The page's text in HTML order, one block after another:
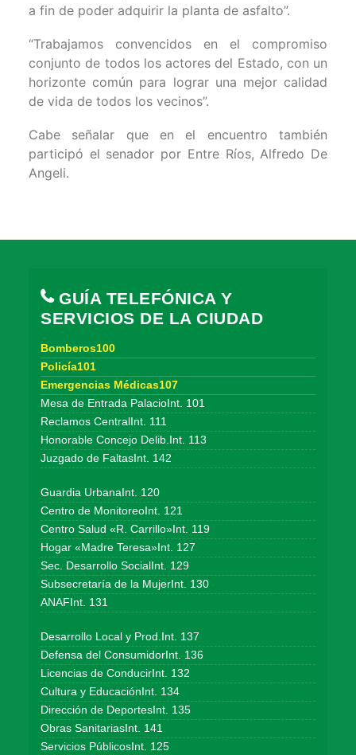
a fin de poder adquirir la planta de asfalto”.
“Trabajamos convencidos en el compromiso
conjunto de todos los actores del Estado, con un
horizonte común para lograr una mejor calidad
de vida de todos los vecinos”.
Cabe señalar que en el encuentro también
participó el senador por Entre Ríos, Alfredo De
Angeli.
GUÍA TELEFÓNICA Y
SERVICIOS DE LA CIUDAD
Bomberos100
Policía101
Emergencias Médicas107
Mesa de Entrada PalacioInt. 101
Reclamos CentralInt. 111
Honorable Concejo Delib.Int. 113
Juzgado de FaltasInt. 142
Guardia UrbanaInt. 120
Centro de MonitoreoInt. 121
Centro Salud «R. Carrillo»Int. 119
Hogar «Madre Teresa»Int. 127
Sec. Desarrollo SocialInt. 129
Subsecretaría de la MujerInt. 130
ANAFInt. 131
Desarrollo Local y Prod.Int. 137
Defensa del ConsumidorInt. 136
Licencias de ConducirInt. 132
Cultura y EducaciónInt. 134
Dirección de DeportesInt. 135
Obras SanitariasInt. 141
Servicios PúblicosInt. 125